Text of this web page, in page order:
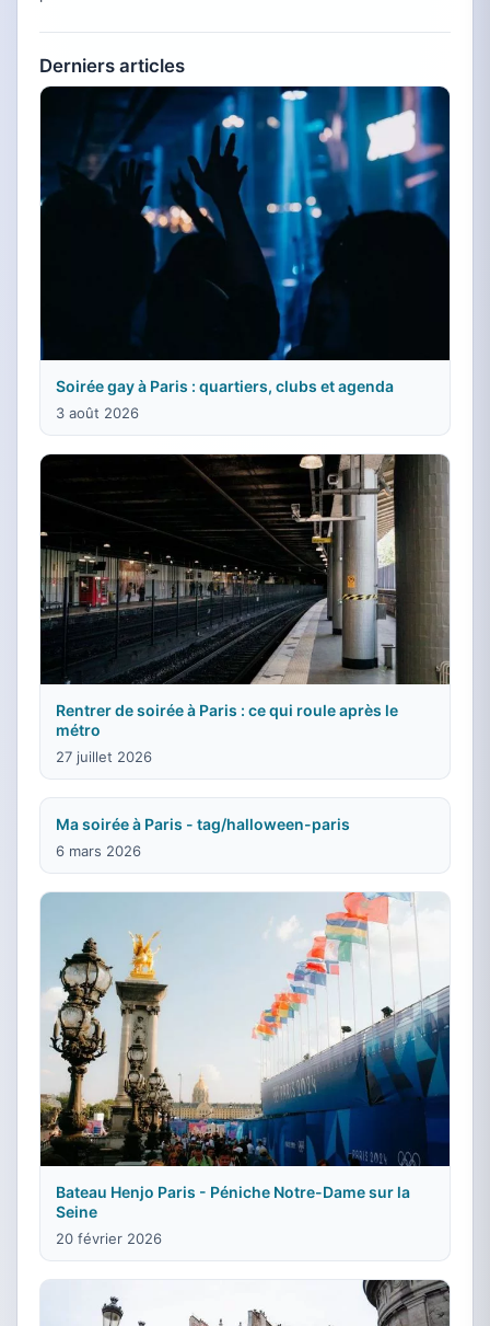
Derniers articles
Soirée gay à Paris : quartiers, clubs et agenda
3 août 2026
Rentrer de soirée à Paris : ce qui roule après le
métro
27 juillet 2026
Ma soirée à Paris - tag/halloween-paris
6 mars 2026
Bateau Henjo Paris - Péniche Notre-Dame sur la
Seine
20 février 2026